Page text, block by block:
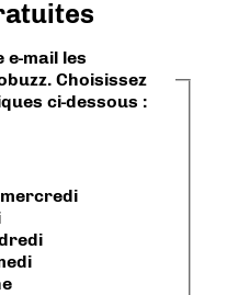
e-mail les
Choisissez
ci-dessous :
mercredi